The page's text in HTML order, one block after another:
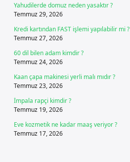
Yahudilerde domuz neden yasaktır ?
Temmuz 29, 2026
Kredi kartından FAST işlemi yapılabilir mi ?
Temmuz 27, 2026
60 dil bilen adam kimdir ?
Temmuz 24, 2026
Kaan çapa makinesi yerli malı mıdır ?
Temmuz 23, 2026
İmpala rapçi kimdir ?
Temmuz 19, 2026
Eve kozmetik ne kadar maaş veriyor ?
Temmuz 17, 2026